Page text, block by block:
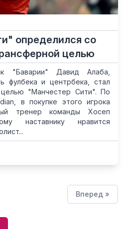
определился со
целью
"Баварии" Давид Алаба,
фулбека и центрбека, стал
целью "Манчестер Сити". По
в покупке этого игрока
тренер команды Хосеп
наставнику нравится
Вперед »